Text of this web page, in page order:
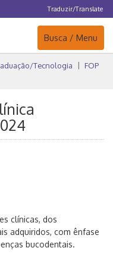
Traduzir/Translate
Navegação
Busca / Menu
Tecnologia
FOP
clínicas, dos
adquiridos, com ênfase
bucodentais.